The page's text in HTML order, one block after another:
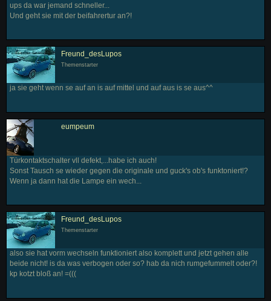
ups da war jemand schneller...
Und geht sie mit der beifahrertur an?!
Freund_desLupos
Themenstarter
ja sie geht wenn se auf an is auf mittel und auf aus is se aus^^
eumpeum
Türkontaktschalter vll defekt,...habe ich auch!
Sonst Tausch se wieder gegen die originale und guck's ob's funktoniert!?
Wenn ja dann hat die Lampe ein wech...
Freund_desLupos
Themenstarter
also sie hat vorm wechseln funktioniert also komplett und jetzt gehen alle
beide nicht! is da was verbogen oder so? hab da nich rumgefummelt oder?!
kp kotzt bloß an! =(((